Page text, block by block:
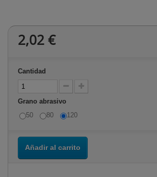
2,02 €
Cantidad
Grano abrasivo
50
80 120
Añadir al carrito